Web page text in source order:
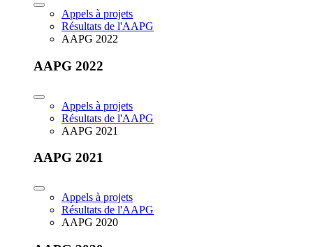
Appels à projets
Résultats de l'AAPG
AAPG 2022
AAPG 2022
Appels à projets
Résultats de l'AAPG
AAPG 2021
AAPG 2021
Appels à projets
Résultats de l'AAPG
AAPG 2020